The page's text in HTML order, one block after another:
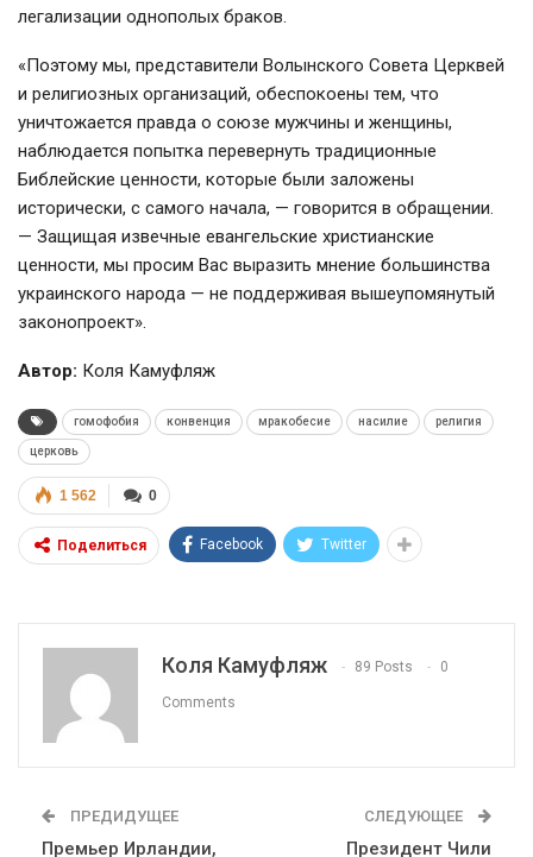
легализации однополых браков.
«Поэтому мы, представители Волынского Совета Церквей
и религиозных организаций, обеспокоены тем, что
уничтожается правда о союзе мужчины и женщины,
наблюдается попытка перевернуть традиционные
Библейские ценности, которые были заложены
исторически, с самого начала, — говорится в обращении.
— Защищая извечные евангельские христианские
ценности, мы просим Вас выразить мнение большинства
украинского народа — не поддерживая вышеупомянутый
законопроект».
Автор: Коля Камуфляж
гомофобия конвенция мракобесие насилие религия
церковь
0
1 562
Поделиться Facebook Twitter
Коля Камуфляж 89 Posts 0
Comments
ПРЕДИДУЩЕЕ
Премьер Ирландии,
СЛЕДУЮЩЕЕ
Президент Чили